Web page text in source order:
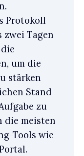
Protokoll
zwei Tagen
um die
stärken
Stand
zu
die meisten
Tools wie